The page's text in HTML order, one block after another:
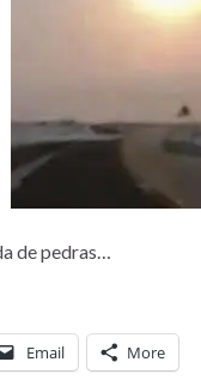
de pedras…
Email More